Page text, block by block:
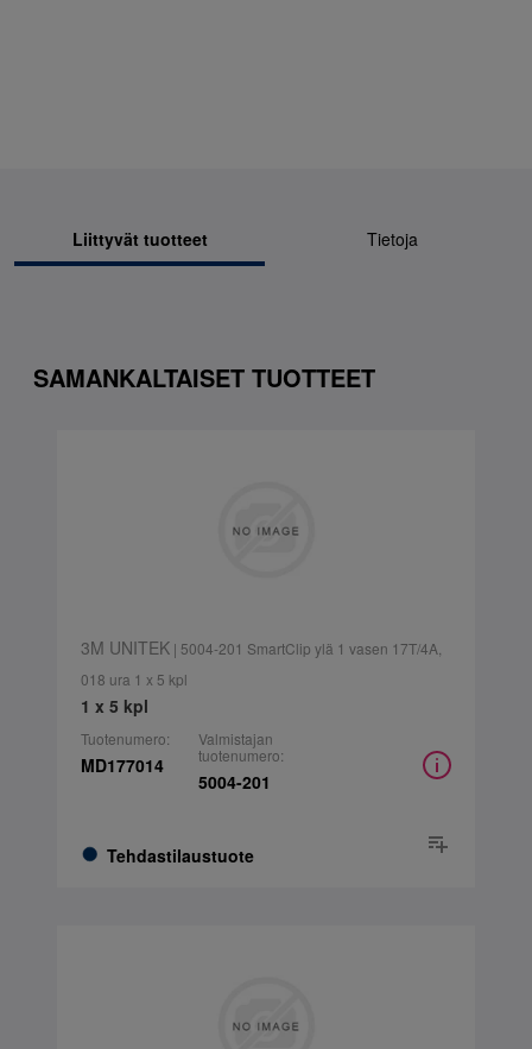
Liittyvät tuotteet Tietoja
SAMANKALTAISET TUOTTEET
3M UNITEK| 5004-201 SmartClip ylä 1 vasen 17T/4A,
018 ura 1 x 5 kpl
1 x 5 kpl
Tuotenumero:
MD177014
Tehdastilaustuote
Valmistajan
tuotenumero:
5004-201